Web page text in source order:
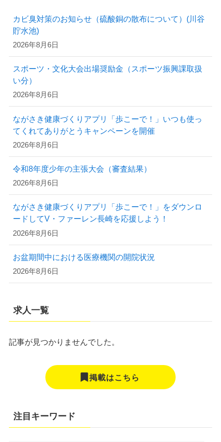
カビ臭対策のお知らせ（硫酸銅の散布について）(川谷
貯水池)
2026年8月6日
スポーツ・文化大会出場奨励金（スポーツ振興課取扱
い分）
2026年8月6日
ながさき健康づくりアプリ「歩こーで！」いつも使っ
てくれてありがとうキャンペーンを開催
2026年8月6日
令和8年度少年の主張大会（審査結果）
2026年8月6日
ながさき健康づくりアプリ「歩こーで！」をダウンロ
ードしてV・ファーレン長崎を応援しよう！
2026年8月6日
お盆期間中における医療機関の開院状況
2026年8月6日
求人一覧
記事が見つかりませんでした。
掲載はこちら
注目キーワード